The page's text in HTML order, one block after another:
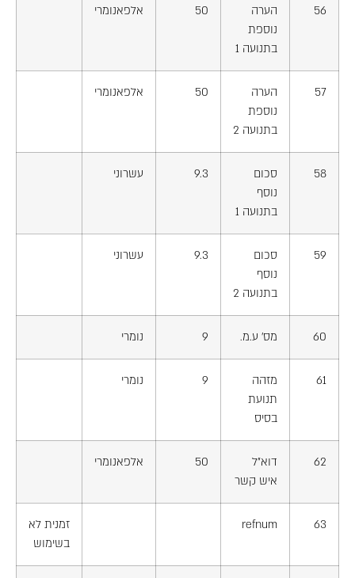
56
הערה
נוספת
בתנועה 1
50 אלפאנומרי
57
הערה
נוספת
בתנועה 2
50 אלפאנומרי
58
סכום
נוסף
בתנועה 1
9.3 עשרוני
59
סכום
נוסף
בתנועה 2
9.3 עשרוני
60 מס' ע.מ. 9 נומרי
61
מזהה
תנועת
בסיס
9 נומרי
62
דוא"ל
איש קשר
50 אלפאנומרי
63
refnum
זמנית לא
בשימוש